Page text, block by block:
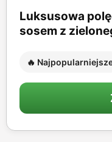
Luksusowa
sosem z
🔥